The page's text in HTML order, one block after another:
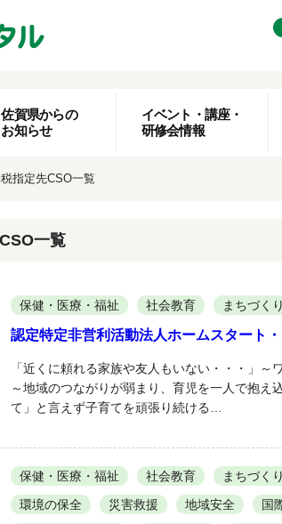
佐賀県からの
お知らせ
イベント・講座・
研修会情報
指定先CSO一覧
一覧
保健・医療・福祉 社会教育 まちづくり
認定特定非営利活動法人ホームスタート
「近くに頼れる家族や友人もいない・・・」
～地域のつながりが弱まり、育児を一人で抱え
て」と言えず子育てを頑張り続ける…
保健・医療・福祉 社会教育 まちづくり
環境の保全
災害救援 地域安全 国